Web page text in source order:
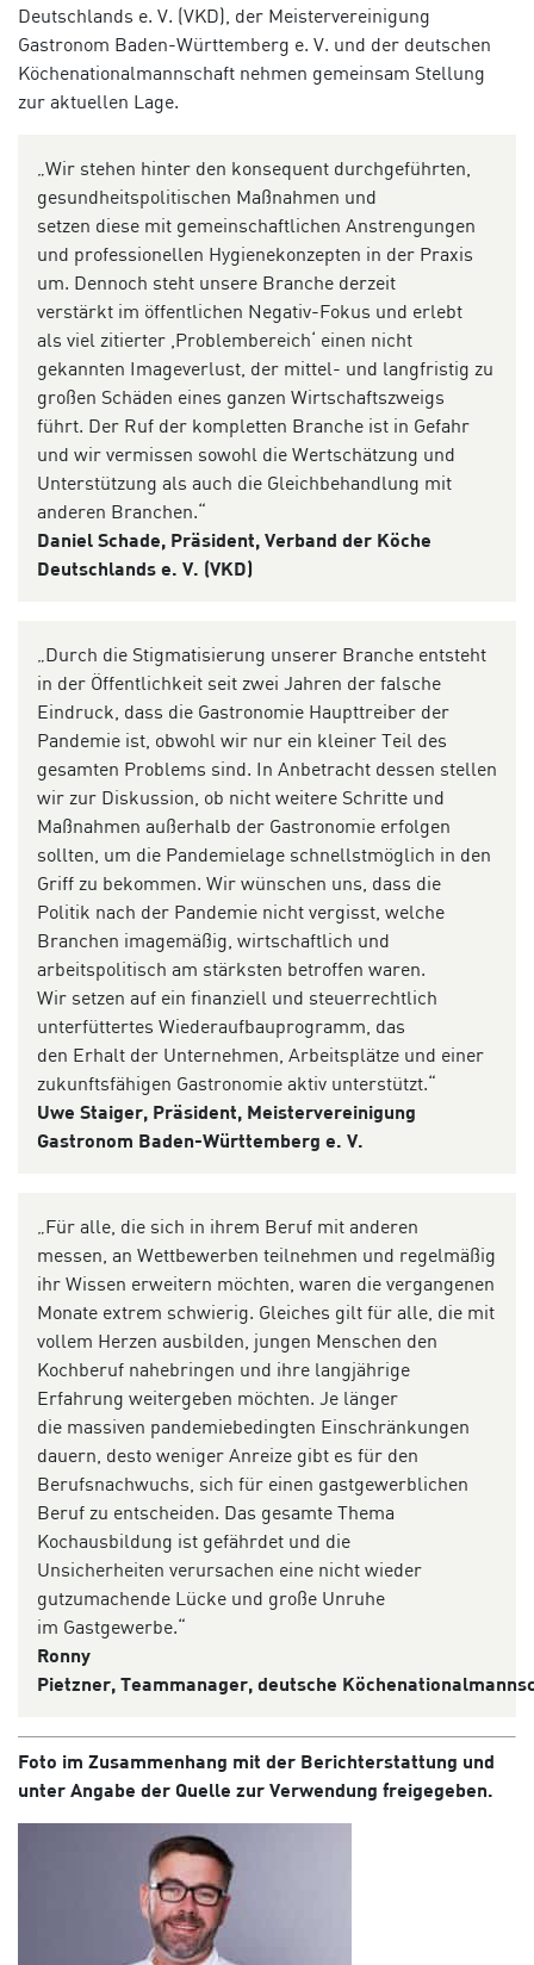
Deutschlands e. V. (VKD), der Meistervereinigung
Gastronom Baden-Württemberg e. V. und der deutschen
Köchenationalmannschaft nehmen gemeinsam Stellung
zur aktuellen Lage.
Wir stehen hinter den konsequent durchgeführten,
gesundheitspolitischen Maßnahmen und
setzen diese mit gemeinschaftlichen Anstrengungen
und professionellen Hygienekonzepten in der Praxis
um. Dennoch steht unsere Branche derzeit
verstärkt im öffentlichen Negativ-Fokus und erlebt
als viel zitierter ,Problembereich‘ einen nicht
gekannten Imageverlust, der mittel- und langfristig zu
großen Schäden eines ganzen Wirtschaftszweigs
führt. Der Ruf der kompletten Branche ist in Gefahr
und wir vermissen sowohl die Wertschätzung und
Unterstützung als auch die Gleichbehandlung mit
anderen Branchen.“
Daniel Schade, Präsident, Verband der Köche
Deutschlands e. V. (VKD)
„Durch die Stigmatisierung unserer Branche entsteht
in der Öffentlichkeit seit zwei Jahren der falsche
Eindruck, dass die Gastronomie Haupttreiber der
Pandemie ist, obwohl wir nur ein kleiner Teil des
gesamten Problems sind. In Anbetracht dessen stellen
wir zur Diskussion, ob nicht weitere Schritte und
Maßnahmen außerhalb der Gastronomie erfolgen
sollten, um die Pandemielage schnellstmöglich in den
Griff zu bekommen. Wir wünschen uns, dass die
Politik nach der Pandemie nicht vergisst, welche
Branchen imagemäßig, wirtschaftlich und
arbeitspolitisch am stärksten betroffen waren.
Wir setzen auf ein finanziell und steuerrechtlich
unterfüttertes Wiederaufbauprogramm, das
den Erhalt der Unternehmen, Arbeitsplätze und einer
zukunftsfähigen Gastronomie aktiv unterstützt.“
Uwe Staiger, Präsident, Meistervereinigung
Gastronom Baden-Württemberg e. V.
„Für alle, die sich in ihrem Beruf mit anderen
messen, an Wettbewerben teilnehmen und regelmäßig
ihr Wissen erweitern möchten, waren die vergangenen
Monate extrem schwierig. Gleiches gilt für alle, die mit
vollem Herzen ausbilden, jungen Menschen den
Kochberuf nahebringen und ihre langjährige
Erfahrung weitergeben möchten. Je länger
die massiven pandemiebedingten Einschränkungen
dauern, desto weniger Anreize gibt es für den
Berufsnachwuchs, sich für einen gastgewerblichen
Beruf zu entscheiden. Das gesamte Thema
Kochausbildung ist gefährdet und die
Unsicherheiten verursachen eine nicht wieder
gutzumachende Lücke und große Unruhe
im Gastgewerbe.“
Ronny
Pietzner, Teammanager, deutsche
Foto im Zusammenhang mit der Berichterstattung und
unter Angabe der Quelle zur Verwendung freigegeben.